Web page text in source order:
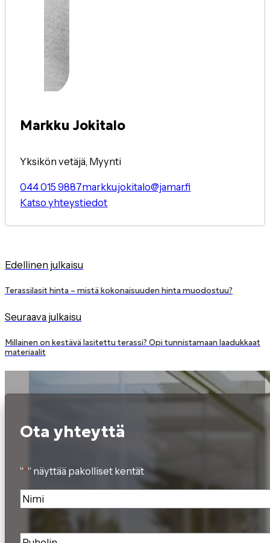
Markku Jokitalo
Yksikön vetäjä, Myynti
044 015 9887markku.jokitalo@jamar.fi
Katso yhteystiedot
Edellinen julkaisu
Terassilasit hinta – mistä kokonaisuuden hinta muodostuu?
Seuraava julkaisu
Millainen on kestävä lasitettu terassi? Opi tunnistamaan laadukkaat
materiaalit
Ota yhteyttä
"*" näyttää pakolliset kentät
Nimi*
Puhelin*